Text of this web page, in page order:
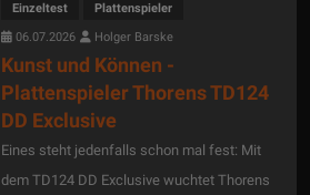
Einzeltest
Plattenspieler
06.07.2026
Holger Barske
Kunst und Können -
Plattenspieler Thorens TD124
DD Exclusive
Eines steht jedenfalls schon mal fest: Mit
dem TD124 DD Exclusive wuchtet Thorens